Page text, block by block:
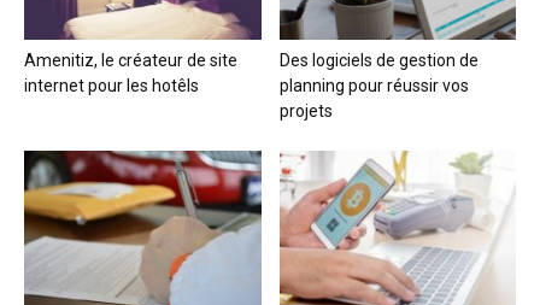
Amenitiz, le créateur de site
internet pour les hotêls
Des logiciels de gestion de
planning pour réussir vos
projets